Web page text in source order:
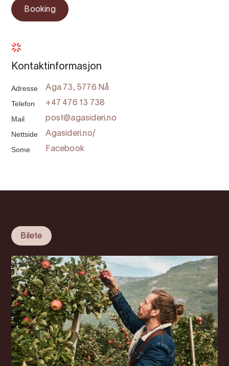
Booking
Kontaktinformasjon
Adresse Aga 73, 5776 Nå
Telefon +47 476 13 738
Mail post@agasideri.no
Nettside Agasideri.no/
Some Facebook
Bilete